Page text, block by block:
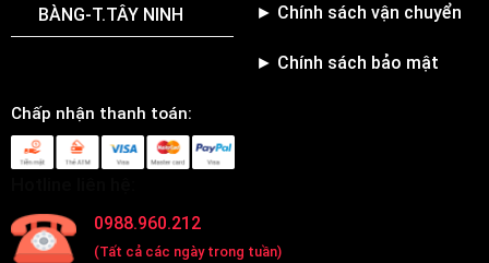
BÀNG-T.TÂY NINH
► Chính sách vận chuyển
► Chính sách bảo mật
Chấp nhận thanh toán:
0988.960.212
(Tất cả các ngày trong tuần)